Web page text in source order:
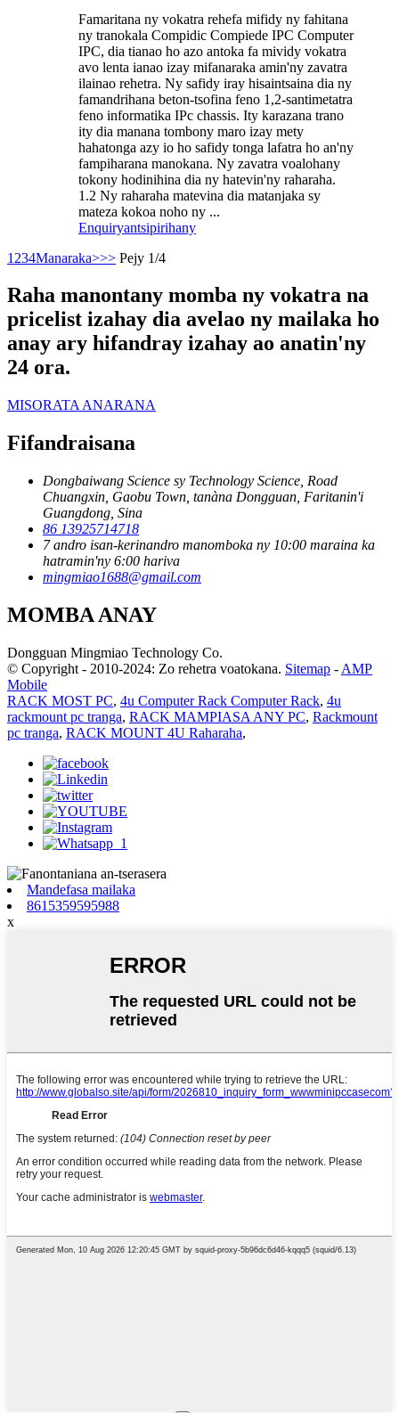
Famaritana ny vokatra rehefa mifidy ny fahitana
ny tranokala Compidic Compiede IPC Computer
IPC, dia tianao ho azo antoka fa mividy vokatra
avo lenta ianao izay mifanaraka amin'ny zavatra
ilainao rehetra. Ny safidy iray hisaintsaina dia ny
famandrihana beton-tsofina feno 1,2-santimetatra
feno informatika IPc chassis. Ity karazana trano
ity dia manana tombony maro izay mety
hahatonga azy io ho safidy tonga lafatra ho an'ny
fampiharana manokana. Ny zavatra voalohany
tokony hodinihina dia ny hatevin'ny raharaha.
1.2 Ny raharaha matevina dia matanjaka sy
mateza kokoa noho ny ...
Enquiryantsipirihany
1 234Manaraka>>> Pejy 1/4
Raha manontany momba ny vokatra na
pricelist izahay dia avelao ny mailaka ho
anay ary hifandray izahay ao anatin'ny
24 ora.
MISORATA ANARANA
Fifandraisana
Dongbaiwang Science sy Technology Science, Road
Chuangxin, Gaobu Town, tanàna Dongguan, Faritanin'i
Guangdong, Sina
86 13925714718
7 andro isan-kerinandro manomboka ny 10:00 maraina ka
hatramin'ny 6:00 hariva
mingmiao1688@gmail.com
MOMBA ANAY
Dongguan Mingmiao Technology Co.
© Copyright - 2010-2024: Zo rehetra voatokana. Sitemap - AMP
Mobile
RACK MOST PC, 4u Computer Rack Computer Rack, 4u
rackmount pc tranga, RACK MAMPIASA ANY PC, Rackmount
pc tranga, RACK MOUNT 4U Raharaha,
Mandefasa mailaka
8615359595988
x